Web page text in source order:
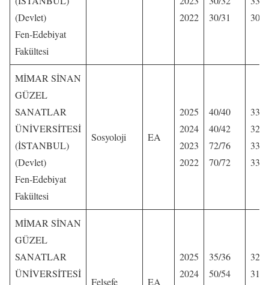
(Devlet)
Fen-Edebiyat
Fakültesi
2022
30/31
MİMAR SİNAN
GÜZEL
SANATLAR
ÜNİVERSİTESİ
(İSTANBUL)
(Devlet)
Fen-Edebiyat
Fakültesi
Sosyoloji EA
2025
2024
2023
2022
40/40
40/42
72/76
70/72
MİMAR SİNAN
GÜZEL
SANATLAR
ÜNİVERSİTESİ
Felsefe EA
2025
2024
35/36
50/54